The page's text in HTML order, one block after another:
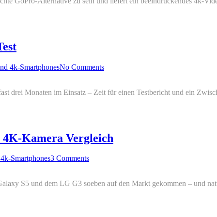
4k-SmartphonesNo Comments
drei Monaten im Einsatz – Zeit für einen Testbericht und ein
4K-Kamera Vergleich
Smartphones3 Comments
S5 und dem LG G3 soeben auf den Markt gekommen – und